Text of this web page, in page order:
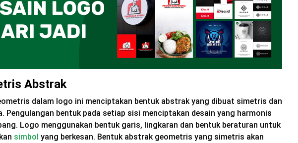
Abstrak
dalam logo ini menciptakan bentuk abstrak yang dibuat simetris dan
Pengulangan bentuk pada setiap sisi menciptakan desain yang harmonis
Logo menggunakan bentuk garis, lingkaran dan bentuk beraturan untuk
simbol yang berkesan. Bentuk abstrak geometris yang simetris akan